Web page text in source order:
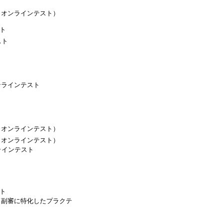
ンラインテスト）
インテスト
ンラインテスト）
ンラインテスト）
ンテスト
審に特化したプラクテ